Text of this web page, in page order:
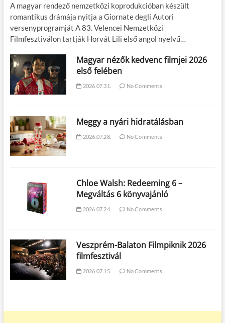
A magyar rendező nemzetközi koprodukcióban készült
romantikus drámája nyitja a Giornate degli Autori
versenyprogramját A 83. Velencei Nemzetközi
Filmfesztiválon tartják Horvát Lili első angol nyelvű…
Magyar nézők kedvenc filmjei 2026
első felében
2026.07.31. No Comments
Meggy a nyári hidratálásban
2026.07.28. No Comments
Chloe Walsh: Redeeming 6 –
Megváltás 6 könyvajánló
2026.07.24. No Comments
Veszprém-Balaton Filmpiknik 2026
filmfesztivál
2026.07.15. No Comments